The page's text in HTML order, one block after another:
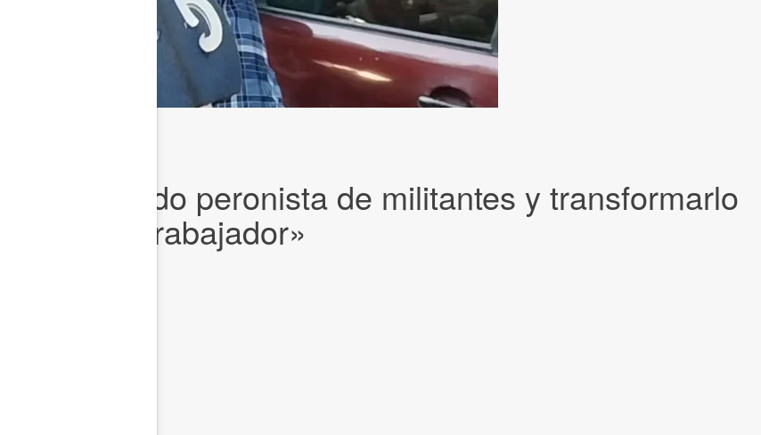
del partido peronista de militantes y transformarlo
pueblo trabajador»